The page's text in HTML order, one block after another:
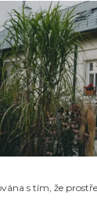
s tím, že